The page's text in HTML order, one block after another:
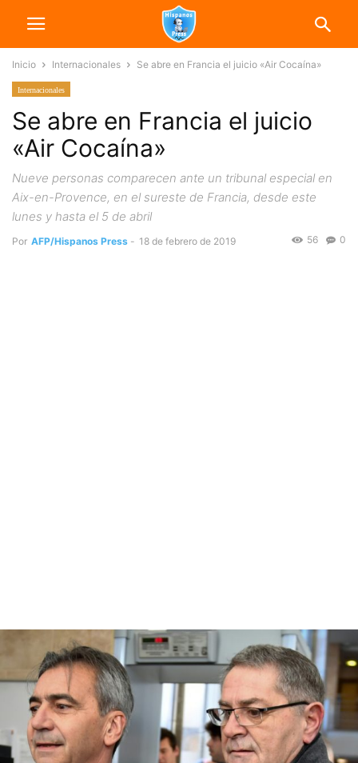
Inicio Internacionales Se abre en Francia el juicio «Air Cocaína»
Internacionales
Se abre en Francia el juicio
«Air Cocaína»
Nueve personas comparecen ante un tribunal especial en
Aix-en-Provence, en el sureste de Francia, desde este
lunes y hasta el 5 de abril
Por AFP/Hispanos Press - 18 de febrero de 2019 0
56